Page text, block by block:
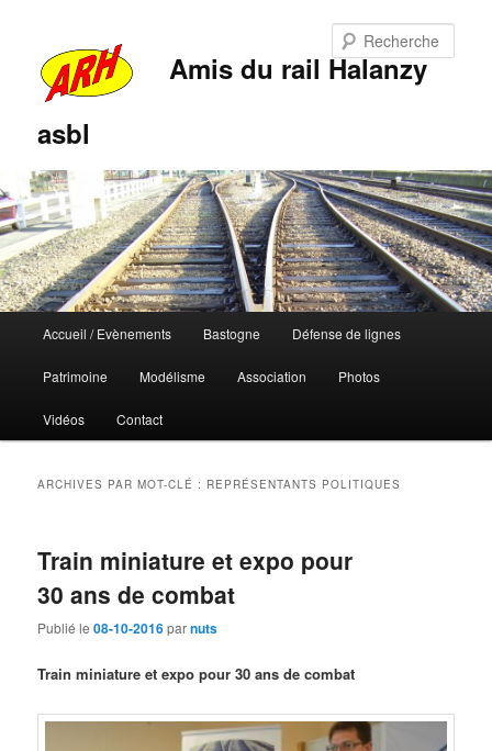
Amis du rail Halanzy
asbl
principal
Aller
au
contenu
principal
Aller
au
contenu
secondaire
Accueil / Evènements Bastogne Défense de lignes
Patrimoine Modélisme Association Photos
Vidéos Contact
ARCHIVES PAR MOT-CLÉ : REPRÉSENTANTS POLITIQUES
Train miniature et expo pour
30 ans de combat
Publié le08-10-2016parnuts
Train miniature et expo pour 30 ans de combat